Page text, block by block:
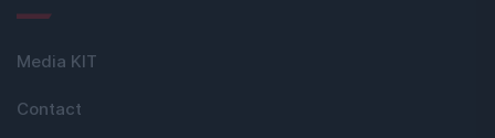
Media KIT
Contact